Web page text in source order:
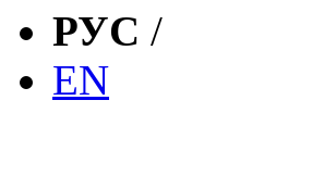
РУС /
EN